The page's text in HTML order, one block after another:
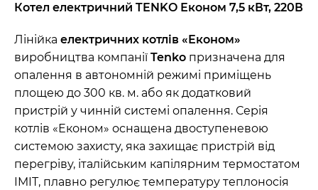
Котел електричний TENKO Економ 7,5 кВт, 220В
Лінійка електричних котлів «Економ»
виробництва компанії Tenko призначена для
опалення в автономній режимі приміщень
площею до 300 кв. м. або як додатковий
пристрій у чинній системі опалення. Серія
котлів «Економ» оснащена двоступеневою
системою захисту, яка захищає пристрій від
перегріву, італійським капілярним термостатом
IMIT, плавно регулює температуру теплоносія